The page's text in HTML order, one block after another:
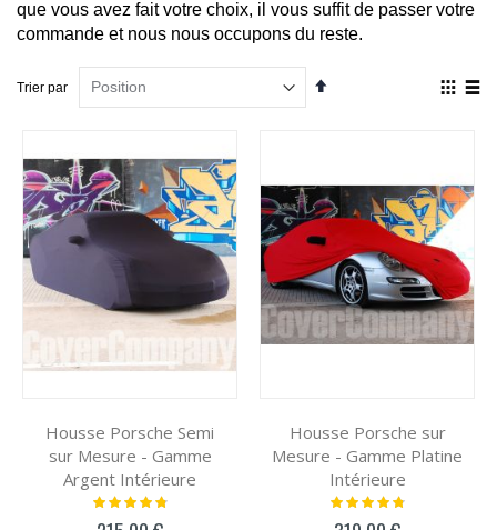
que vous avez fait votre choix, il vous suffit de passer votre
commande et nous nous occupons du reste.
Trier par
Par
Housse Porsche Semi
sur Mesure - Gamme
Argent Intérieure
Notation:
Housse Porsche sur
Mesure - Gamme Platine
Intérieure
Notation: